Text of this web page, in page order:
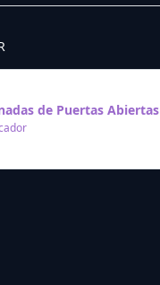
de Puertas Abiertas